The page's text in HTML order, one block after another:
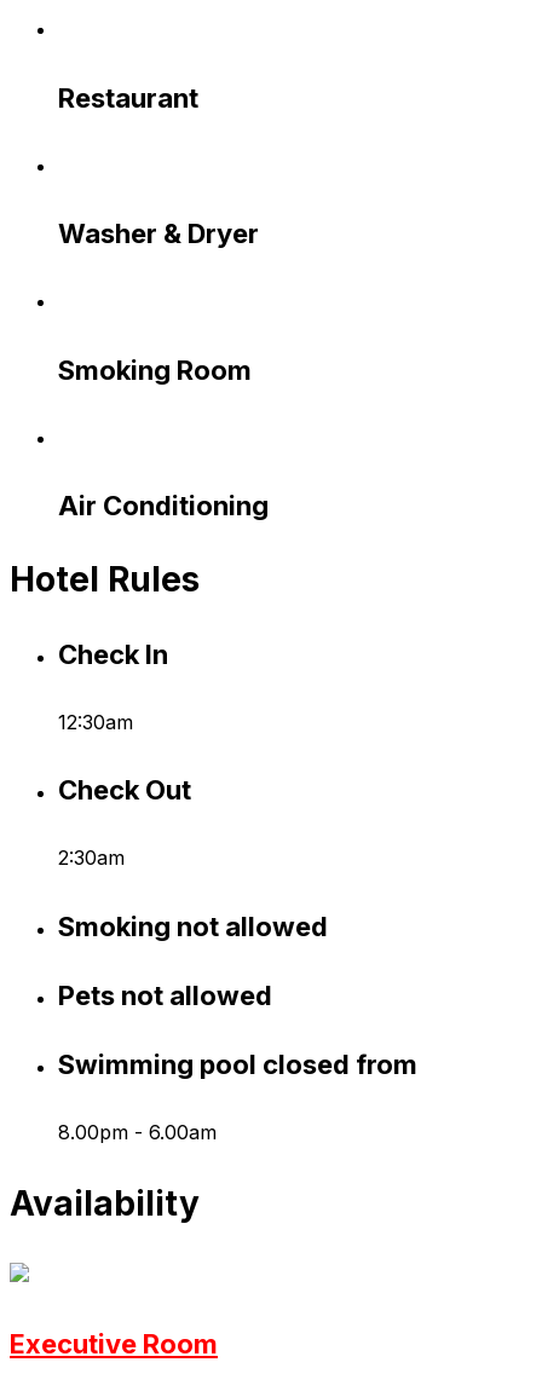
Restaurant
Washer & Dryer
Smoking Room
Air Conditioning
Hotel Rules
Check In
12:30am
Check Out
2:30am
Smoking not allowed
Pets not allowed
Swimming pool closed from
8.00pm - 6.00am
Availability
Executive Room